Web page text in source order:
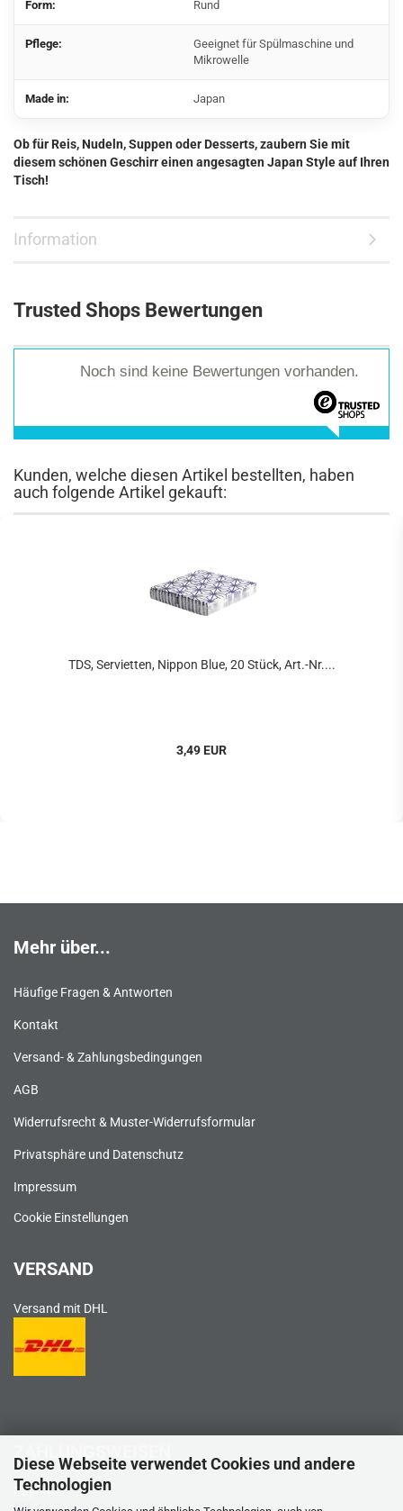
Diese Webseite verwendet Cookies und andere
Technologien
Form: Rund
Pflege:
Geeignet für Spülmaschine und
Mikrowelle
Made in: Japan
Ob für Reis, Nudeln, Suppen oder Desserts, zaubern Sie mit
diesem schönen Geschirr einen angesagten Japan Style auf Ihren
Tisch!
Information
Trusted Shops Bewertungen
Noch sind keine Bewertungen vorhanden.
Kunden, welche diesen Artikel bestellten, haben
auch folgende Artikel gekauft:
TDS, Servietten, Nippon Blue, 20 Stück, Art.-Nr....
3,49 EUR
Mehr über...
Häufige Fragen & Antworten
Kontakt
Versand- & Zahlungsbedingungen
AGB
Widerrufsrecht & Muster-Widerrufsformular
Privatsphäre und Datenschutz
Impressum
Cookie Einstellungen
VERSAND
Versand mit DHL
ZAHLUNGSWEISEN
PayPal